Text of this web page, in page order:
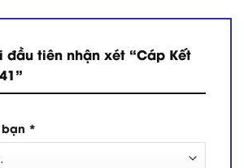
đầu tiên nhận xét “Cáp Kết
*